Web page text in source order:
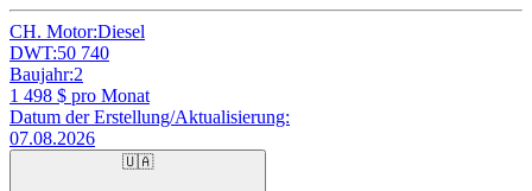
CH. Motor:Diesel
DWT:50 740
Baujahr:2
1 498 $ pro Monat
Datum der Erstellung/Aktualisierung:
07.08.2026
🇺🇦